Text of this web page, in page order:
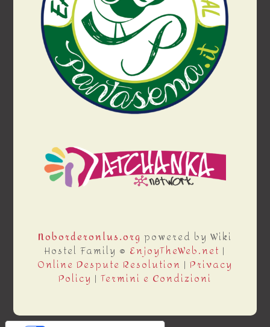
Noborderonlus.org powered by Wiki
Hostel Family ® EnjoyTheWeb.net |
Online Despute Resolution | Privacy
Policy | Termini e Condizioni